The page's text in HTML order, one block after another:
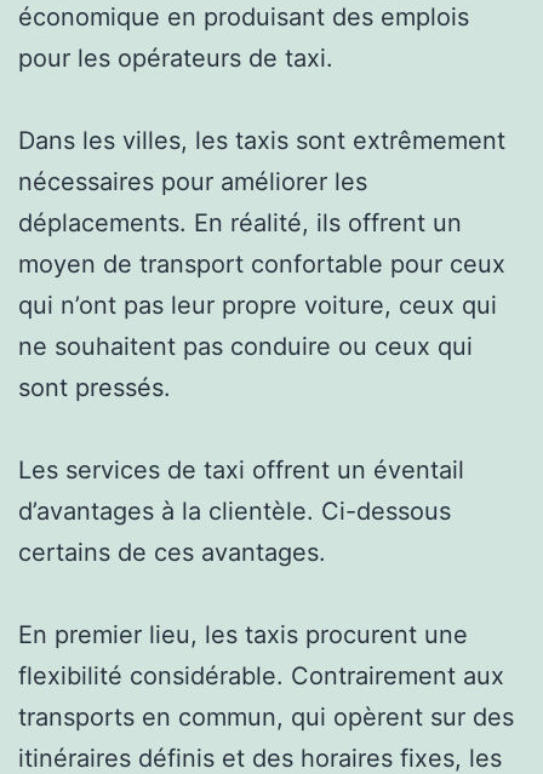
économique en produisant des emplois
pour les opérateurs de taxi.
Dans les villes, les taxis sont extrêmement
nécessaires pour améliorer les
déplacements. En réalité, ils offrent un
moyen de transport confortable pour ceux
qui n’ont pas leur propre voiture, ceux qui
ne souhaitent pas conduire ou ceux qui
sont pressés.
Les services de taxi offrent un éventail
d’avantages à la clientèle. Ci-dessous
certains de ces avantages.
En premier lieu, les taxis procurent une
flexibilité considérable. Contrairement aux
transports en commun, qui opèrent sur des
itinéraires définis et des horaires fixes, les